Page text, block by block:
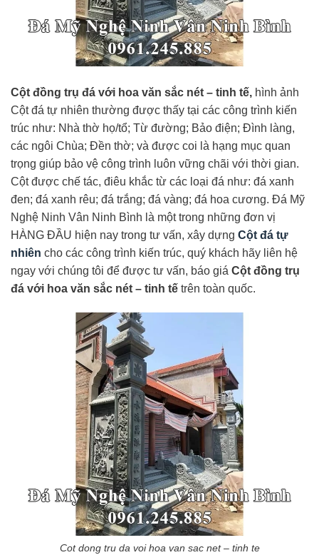
Cột đồng trụ đá với hoa văn sắc nét – tinh tế, hình ảnh
Cột đá tự nhiên thường được thấy tại các công trình kiến
trúc như: Nhà thờ họ/tổ; Từ đường; Bảo điện; Đình làng,
các ngôi Chùa; Đền thờ; và được coi là hạng mục quan
trọng giúp bảo vệ công trình luôn vững chãi với thời gian.
Cột được chế tác, điêu khắc từ các loại đá như: đá xanh
đen; đá xanh rêu; đá trắng; đá vàng; đá hoa cương. Đá Mỹ
Nghệ Ninh Vân Ninh Bình là một trong những đơn vị
HÀNG ĐẦU hiện nay trong tư vấn, xây dựng Cột đá tự
nhiên cho các công trình kiến trúc, quý khách hãy liên hệ
ngay với chúng tôi để được tư vấn, báo giá Cột đồng trụ
đá với hoa văn sắc nét – tinh tế trên toàn quốc.
Cot dong tru da voi hoa van sac net – tinh te